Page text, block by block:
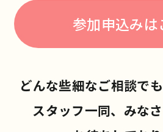
参加申込みは
どんな些細なご相談で
スタッフ一同、みな